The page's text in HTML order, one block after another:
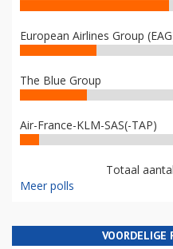
European Airlines Group
The Blue Group
Air-France-KLM-SAS(-TAP)
Totaal
Meer polls
VOORDELIGE